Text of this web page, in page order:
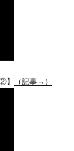
】 （記事→）